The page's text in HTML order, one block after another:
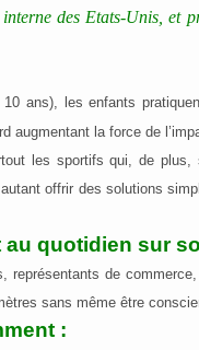
des Etats-Unis, et
ans), les enfants
augmentant la force de
les sportifs qui, de plus,
offrir des solutions
quotidien sur
représentants de
sans même être
: